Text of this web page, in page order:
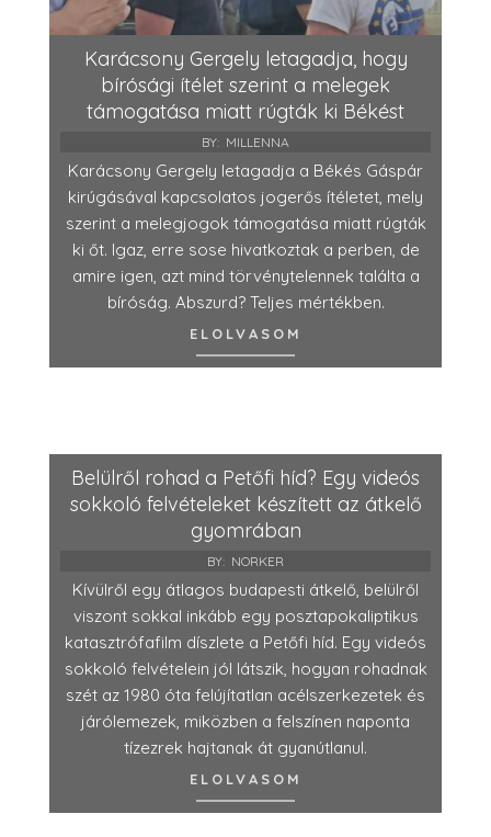
Karácsony Gergely letagadja, hogy
bírósági ítélet szerint a melegek
támogatása miatt rúgták ki Békést
BY: MILLENNA
Karácsony Gergely letagadja a Békés Gáspár
kirúgásával kapcsolatos jogerős ítéletet, mely
szerint a melegjogok támogatása miatt rúgták
ki őt. Igaz, erre sose hivatkoztak a perben, de
amire igen, azt mind törvénytelennek találta a
bíróság. Abszurd? Teljes mértékben.
ELOLVASOM
Belülről rohad a Petőfi híd? Egy videós
sokkoló felvételeket készített az átkelő
gyomrában
BY: NORKER
Kívülről egy átlagos budapesti átkelő, belülről
viszont sokkal inkább egy posztapokaliptikus
katasztrófafilm díszlete a Petőfi híd. Egy videós
sokkoló felvételein jól látszik, hogyan rohadnak
szét az 1980 óta felújítatlan acélszerkezetek és
járólemezek, miközben a felszínen naponta
tízezrek hajtanak át gyanútlanul.
ELOLVASOM